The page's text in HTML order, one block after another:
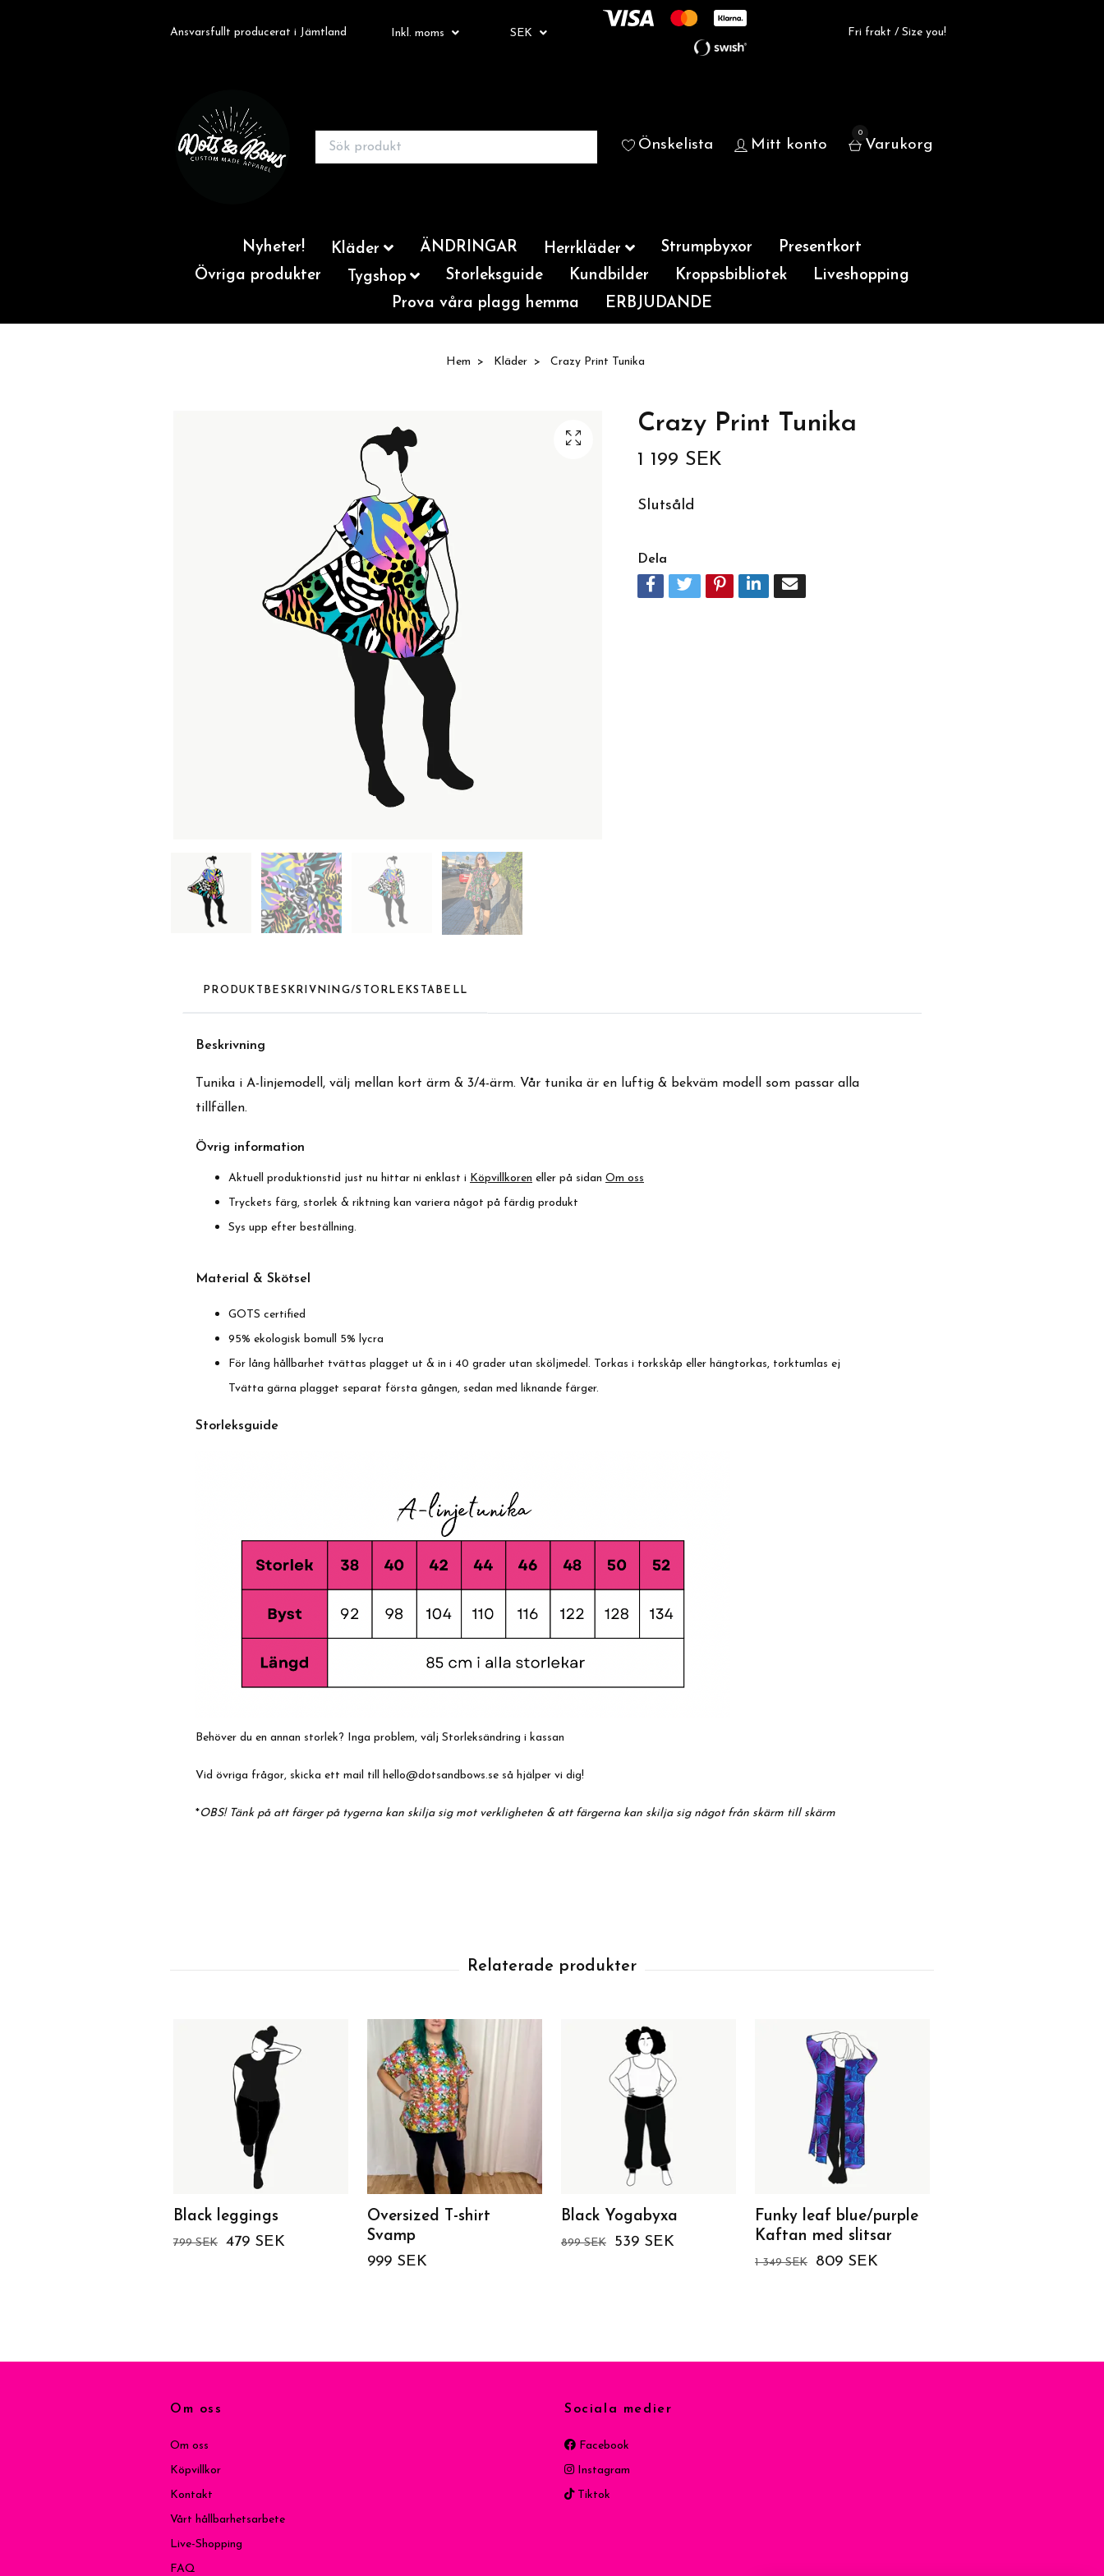
Ansvarsfullt producerat i Jämtland Inkl. moms SEK Fri frakt / Size you!
Önskelista Mitt konto
0
Varukorg
Nyheter! Kläder ÄNDRINGAR Herrkläder Strumpbyxor
Presentkort
Övriga produkter
Tygshop Storleksguide Kundbilder Kroppsbibliotek
Liveshopping
Prova våra plagg hemma
ERBJUDANDE
Hem Kläder Crazy Print Tunika
Crazy Print Tunika
1 199 SEK
Slutsåld
Dela
PRODUKTBESKRIVNING/STORLEKSTABELL
Beskrivning
Tunika i A-linjemodell, välj mellan kort ärm & 3/4-ärm. Vår tunika är en luftig & bekväm modell som passar alla
tillfällen.
Övrig information
Aktuell produktionstid just nu hittar ni enklast i Köpvillkoren eller på sidan Om oss
Tryckets färg, storlek & riktning kan variera något på färdig produkt
Sys upp efter beställning.
Material & Skötsel
GOTS certified
95% ekologisk bomull 5% lycra
För lång hållbarhet tvättas plagget ut & in i 40 grader utan sköljmedel. Torkas i torkskåp eller hängtorkas, torktumlas ej
Tvätta gärna plagget separat första gången, sedan med liknande färger.
Storleksguide
Behöver du en annan storlek? Inga problem, välj Storleksändring i kassan
Vid övriga frågor, skicka ett mail till hello@dotsandbows.se så hjälper vi dig!
*OBS! Tänk på att färger på tygerna kan skilja sig mot verkligheten & att färgerna kan skilja sig något från skärm till skärm
Black leggings
799 SEK 479 SEK
Oversized T-shirt
Svamp
999 SEK
Black Yogabyxa
899 SEK 539 SEK
Funky leaf blue/purple
Kaftan med slitsar
1 349 SEK 809 SEK
Om oss
Om oss
Köpvillkor
Kontakt
Vårt hållbarhetsarbete
Live-Shopping
FAQ
Sociala medier
Facebook
Instagram
Tiktok